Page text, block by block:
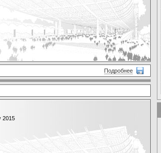
Подробнее
2015